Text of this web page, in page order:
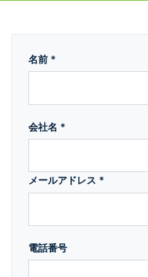
名前 *
会社名 *
メールアドレス *
電話番号